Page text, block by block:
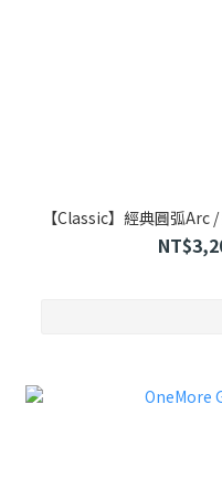
【Classic】經典圓弧Arc